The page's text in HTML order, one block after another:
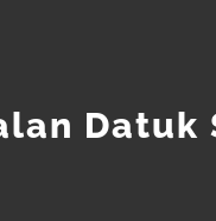
Datuk